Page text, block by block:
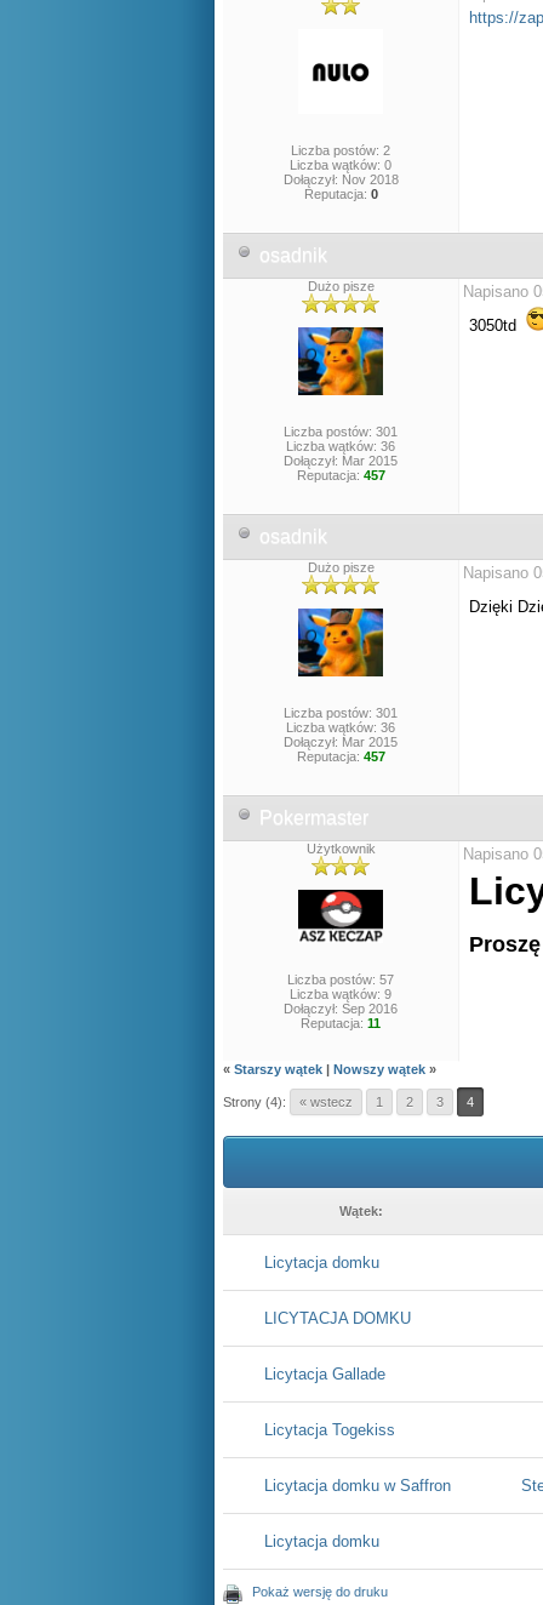
Liczba postów: 2
Liczba wątków: 0
Dołączył: Nov 2018
Reputacja: 0
https://
osadnik
Dużo pisze
Liczba postów: 301
Liczba wątków: 36
Dołączył: Mar 2015
Reputacja: 457
Napisano
3050td
osadnik
Dużo pisze
Liczba postów: 301
Liczba wątków: 36
Dołączył: Mar 2015
Reputacja: 457
Napisano
Dzięki
Pokermaster
Użytkownik
Liczba postów: 57
Liczba wątków: 9
Dołączył: Sep 2016
Reputacja: 11
Napisano
« Starszy wątek | Nowszy wątek »
Strony (4): « wstecz 1 2 3 4
Wątek:
Licytacja domku
LICYTACJA DOMKU
Licytacja Gallade
Licytacja Togekiss
Licytacja domku w Saffron
Licytacja domku
Pokaż wersję do druku